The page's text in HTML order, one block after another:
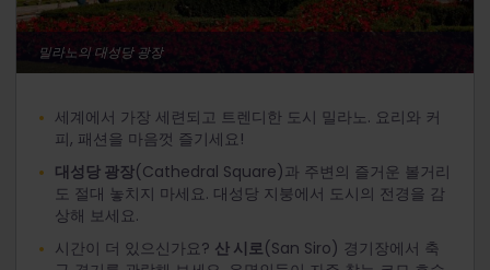
밀라노의 대성당 광장
세계에서 가장 세련되고 트렌디한 도시 밀라노. 요리와 커
피, 패션을 마음껏 즐기세요!
대성당 광장(Cathedral Square)과 주변의 즐거운 볼거리
도 절대 놓치지 마세요. 대성당 지붕에서 도시의 전경을 감
상해 보세요.
시간이 더 있으신가요? 산 시로(San Siro) 경기장에서 축